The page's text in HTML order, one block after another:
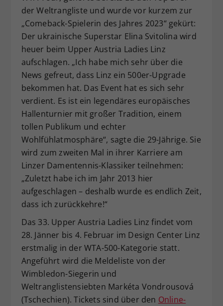
der Weltrangliste und wurde vor kurzem zur
„Comeback-Spielerin des Jahres 2023“ gekürt:
Der ukrainische Superstar Elina Svitolina wird
heuer beim Upper Austria Ladies Linz
aufschlagen. „Ich habe mich sehr über die
News gefreut, dass Linz ein 500er-Upgrade
bekommen hat. Das Event hat es sich sehr
verdient. Es ist ein legendäres europäisches
Hallenturnier mit großer Tradition, einem
tollen Publikum und echter
Wohlfühlatmosphäre“, sagte die 29-Jährige. Sie
wird zum zweiten Mal in ihrer Karriere am
Linzer Damentennis-Klassiker teilnehmen:
„Zuletzt habe ich im Jahr 2013 hier
aufgeschlagen – deshalb wurde es endlich Zeit,
dass ich zurückkehre!“
Das 33. Upper Austria Ladies Linz findet vom
28. Jänner bis 4. Februar im Design Center Linz
erstmalig in der WTA-500-Kategorie statt.
Angeführt wird die Meldeliste von der
Wimbledon-Siegerin und
Weltranglistensiebten Markéta Vondrousová
(Tschechien). Tickets sind über den Online-
Zweck
Dieser Wert speichert Ihre Consent-
Einstellungen. Unter anderem eine
zufällig generierte ID, für die
historische Speicherung Ihrer
vorgenommen Einstellungen, falls der
Webseiten-Betreiber dies eingestellt
hat.